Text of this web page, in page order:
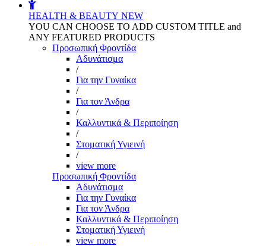
HEALTH & BEAUTY NEW
YOU CAN CHOOSE TO ADD CUSTOM TITLE and
ANY FEATURED PRODUCTS
Προσωπική Φροντίδα
Αδυνάτισμα
/
Για την Γυναίκα
/
Για τον Άνδρα
/
Καλλυντικά & Περιποίηση
/
Στοματική Υγιεινή
/
view more
Προσωπική Φροντίδα
Αδυνάτισμα
Για την Γυναίκα
Για τον Άνδρα
Καλλυντικά & Περιποίηση
Στοματική Υγιεινή
view more